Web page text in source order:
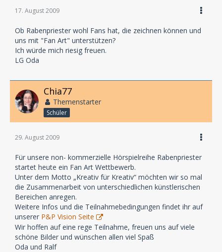
17. August 2009
Ob Rabenpriester wohl Fans hat, die zeichnen können und
uns mit "Fan Art" unterstützen?
Ich würde mich riesig freuen.
LG Oda
Chia77
Themenstarter
Schüler
29. August 2009
Für unsere non- kommerzielle Hörspielreihe Rabenpriester
startet heute ein Fan Art Wettbewerb.
Unter dem Motto „Kreativ für Kreativ“ möchten wir so mal
die Zusammenarbeit von unterschiedlichen künstlerischen
Bereichen anregen.
Weitere Infos und die Teilnahmebedingungen findet ihr auf
unserer P&P Vision Seite
Wir hoffen auf eine rege Teilnahme, freuen uns auf viele
schöne Bilder und wünschen allen viel Spaß
Oda und Ralf